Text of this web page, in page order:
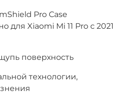
Pro Case
для Xiaomi Mi 11 Pro с 2021
поверхность
технологии,